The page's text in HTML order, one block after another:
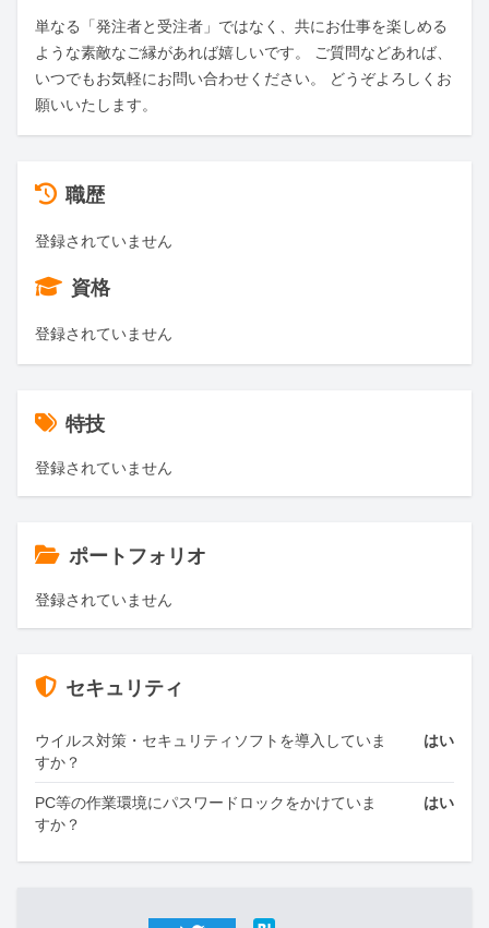
単なる「発注者と受注者」ではなく、共にお仕事を楽しめる
ような素敵なご縁があれば嬉しいです。 ご質問などあれば、
いつでもお気軽にお問い合わせください。 どうぞよろしくお
願いいたします。
職歴
登録されていません
資格
登録されていません
特技
登録されていません
ポートフォリオ
登録されていません
セキュリティ
ウイルス対策・セキュリティソフトを導入していま
すか？
はい
PC等の作業環境にパスワードロックをかけていま
すか？
はい